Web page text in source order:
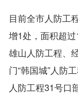
目前全市人防工
增1处，面积超
雄山人防工程、
门“韩国城”人防
人防工程31号口